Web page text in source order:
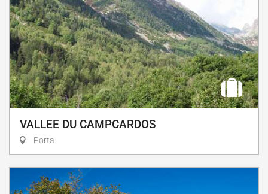
VALLEE DU CAMPCARDOS
Porta